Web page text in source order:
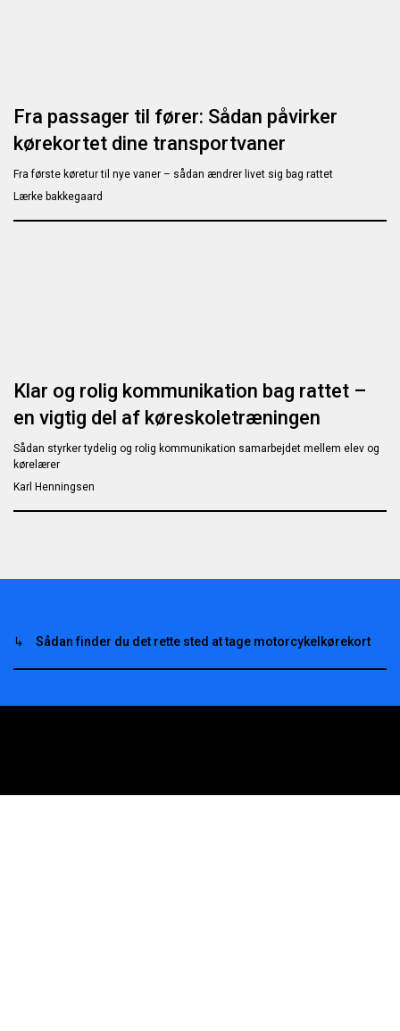
Fra passager til fører: Sådan påvirker
kørekortet dine transportvaner
Fra første køretur til nye vaner – sådan ændrer livet sig bag rattet
Lærke bakkegaard
Klar og rolig kommunikation bag rattet –
en vigtig del af køreskoletræningen
Sådan styrker tydelig og rolig kommunikation samarbejdet mellem elev og
kørelærer
Karl Henningsen
Sådan finder du det rette sted at tage motorcykelkørekort